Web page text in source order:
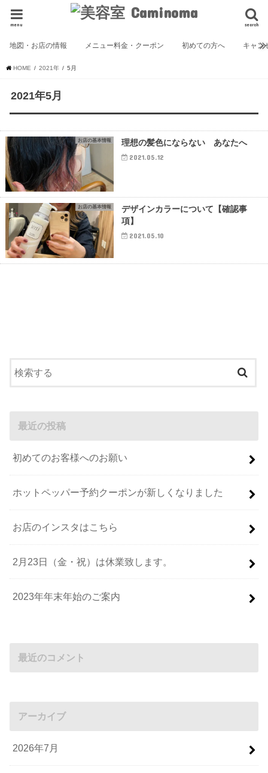
search
menu
地図・お店の情報 メニュー料金・クーポン 初めての方へ キャン
HOME 2021年 5月
2021年5月
お店の基本情報 理想の髪色にならない あなたへ
2021.05.12
お店の基本情報
デザインカラーについて【確認事
項】
2021.05.10
最近の投稿
初めてのお客様へのお願い
ホットペッパー予約クーポンが新しくなりました
お店のインスタはこちら
2月23日（金・祝）は休業致します。
2023年年末年始のご案内
最近のコメント
アーカイブ
2026年7月